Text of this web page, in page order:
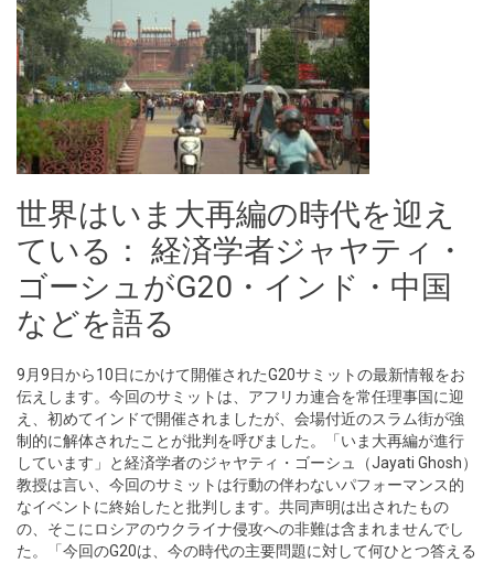
世界はいま大再編の時代を迎え
ている： 経済学者ジャヤティ・
ゴーシュがG20・インド・中国
などを語る
9月9日から10日にかけて開催されたG20サミットの最新情報をお
伝えします。今回のサミットは、アフリカ連合を常任理事国に迎
え、初めてインドで開催されましたが、会場付近のスラム街が強
制的に解体されたことが批判を呼びました。「いま大再編が進行
しています」と経済学者のジャヤティ・ゴーシュ（Jayati Ghosh）
教授は言い、今回のサミットは行動の伴わないパフォーマンス的
なイベントに終始したと批判します。共同声明は出されたもの
の、そこにロシアのウクライナ侵攻への非難は含まれませんでし
た。「今回のG20は、今の時代の主要問題に対して何ひとつ答える